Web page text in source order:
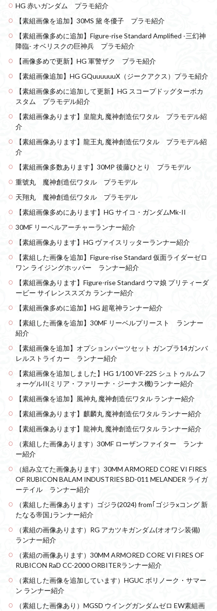
HG 赤いガンダム プラモ紹介
【素組画像を追加】30MS 黛 冬優子 プラモ紹介
【素組画像多めに追加】Figure-rise Standard Amplified -三幻神
降臨- オベリスクの巨神兵 プラモ紹介
【画像多めで更新】HG 軍警ザク プラモ紹介
【素組画像追加】HG GQuuuuuuX（ジークアクス）プラモ紹介
【素組画像多めに追加して更新】HG スコープドッグターボカ
スタム プラモデル紹介
【素組画像あります】皇龍丸 魔神創造伝ワタル プラモデル紹
介
【素組画像あります】龍王丸 魔神創造伝ワタル プラモデル紹
介
【素組画像多数あります】30MP 後藤ひとり プラモデル
重號丸 魔神創造伝ワタル プラモデル
天翔丸 魔神創造伝ワタル プラモデル
【素組画像多めにあります】HG サイコ・ガンダムMk-II
30MF リーベルアーチャーランナー紹介
【素組画像あります】HG ヴァイスリッターランナー紹介
【素組した画像を追加】Figure-rise Standard 仮面ライダーゼロ
ワン ライジングホッパー ランナー紹介
【素組画像あります】Figure-rise Standard ウマ娘 プリティーダ
ービー サイレンススズカ ランナー紹介
【素組画像多めに追加】HG 超竜神ランナー紹介
【素組した画像を追加】30MF リーベルプリースト ランナー
紹介
【素組画像を追加】オプションパーツセット ガンプラ14ガンバ
レルストライカー ランナー紹介
【素組画像を追加しました】HG 1/100 VF-22S シュトゥルムフ
ォーゲルII(ミリア・ファリーナ・ジーナス機)ランナー紹介
【素組画像を追加】風神丸 魔神創造伝ワタル ランナー紹介
【素組画像あります】麒麟丸 魔神創造伝ワタル ランナー紹介
【素組画像あります】龍神丸 魔神創造伝ワタル ランナー紹介
（素組した画像あります）30MF ローザンファイター ランナ
ー紹介
（組み立てた画像あります）30MM ARMORED CORE VI FIRES
OF RUBICON BALAM INDUSTRIES BD-011 MELANDER ライガ
ーテイル ランナー紹介
（素組した画像あります）ゴジラ(2024) from｢ゴジラxコング 新
たなる帝国｣ランナー紹介
（素組の画像あります）RG アカツキガンダム(オオワシ装備)
ランナー紹介
（素組の画像あります）30MM ARMORED CORE VI FIRES OF
RUBICON RaD CC-2000 ORBITERランナー紹介
（素組した画像を追加しています）HGUC ボリノーク・サマー
ン ランナー紹介
（素組した画像あり）MGSD ウイングガンダムゼロ EW素組画